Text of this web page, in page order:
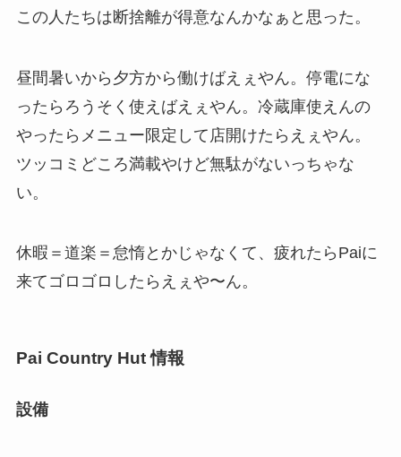
この人たちは断捨離が得意なんかなぁと思った。
昼間暑いから夕方から働けばえぇやん。停電にな
ったらろうそく使えばえぇやん。冷蔵庫使えんの
やったらメニュー限定して店開けたらえぇやん。
ツッコミどころ満載やけど無駄がないっちゃな
い。
休暇＝道楽＝怠惰とかじゃなくて、疲れたらPaiに
来てゴロゴロしたらえぇや〜ん。
Pai Country Hut 情報
設備